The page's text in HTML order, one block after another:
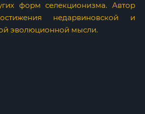
форм селекционизма. Автор
недарвиновской и
эволюционной мысли.